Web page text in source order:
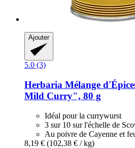
Ajouter
5.0 (3)
Herbaria Mélange
Mild Curry", 80 g
Idéal pour la currywurst
3 sur 10 sur l'échelle de
Au poivre de Cayenne et
8,19 € (102,38 € / kg)